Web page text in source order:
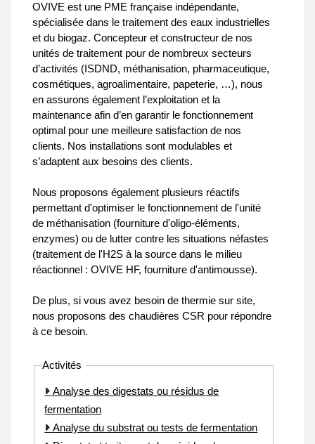
OVIVE est une PME française indépendante,
spécialisée dans le traitement des eaux industrielles
et du biogaz. Concepteur et constructeur de nos
unités de traitement pour de nombreux secteurs
d’activités (ISDND, méthanisation, pharmaceutique,
cosmétiques, agroalimentaire, papeterie, …), nous
en assurons également l’exploitation et la
maintenance afin d’en garantir le fonctionnement
optimal pour une meilleure satisfaction de nos
clients. Nos installations sont modulables et
s’adaptent aux besoins des clients.
Nous proposons également plusieurs réactifs
permettant d'optimiser le fonctionnement de l'unité
de méthanisation (fourniture d'oligo-éléments,
enzymes) ou de lutter contre les situations néfastes
(traitement de l'H2S à la source dans le milieu
réactionnel : OVIVE HF, fourniture d'antimousse).
De plus, si vous avez besoin de thermie sur site,
nous proposons des chaudières CSR pour répondre
à ce besoin.
Activités
Analyse des digestats ou résidus de
fermentation
Analyse du substrat ou tests de fermentation